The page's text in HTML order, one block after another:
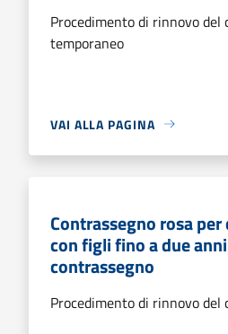
Procedimento di rinnovo del
temporaneo
VAI ALLA PAGINA
Contrassegno rosa
con figli fino a due
contrassegno
Procedimento di rinnovo del